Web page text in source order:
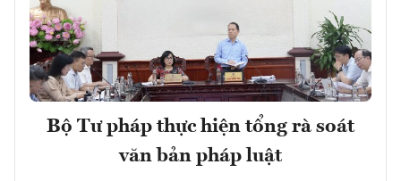
Bộ Tư pháp thực hiện tổng rà soát
văn bản pháp luật